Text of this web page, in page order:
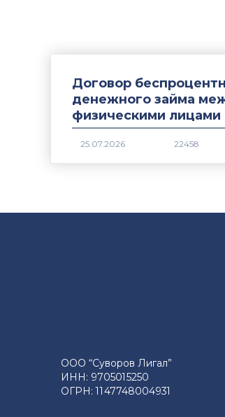
Договор
денежного займа
физическими лицами
22458
ООО “Суворов Лигал”
ИНН: 9705015250
ОГРН: 1147748004931